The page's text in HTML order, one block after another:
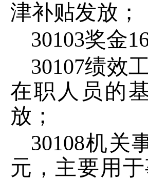
津补贴发放；
30103奖金
30107绩效
在职人员的
放；
30108机关
元，主要用